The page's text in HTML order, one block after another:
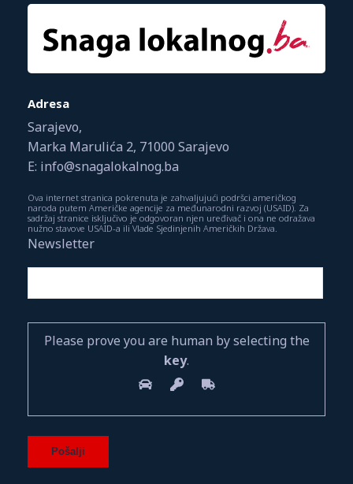
Adresa
Sarajevo,
Marka Marulića 2, 71000 Sarajevo
E: info@snagalokalnog.ba
Ova internet stranica pokrenuta je zahvaljujući podršci američkog
naroda putem Američke agencije za međunarodni razvoj (USAID). Za
sadržaj stranice isključivo je odgovoran njen uređivač i ona ne odražava
nužno stavove USAID-a ili Vlade Sjedinjenih Američkih Država.
Newsletter
Please prove you are human by selecting the
key.